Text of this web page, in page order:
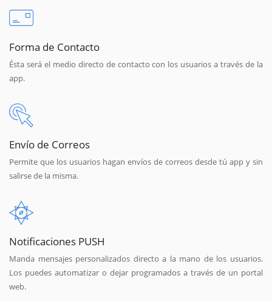
Forma de Contacto
Ésta será el medio directo de contacto con los usuarios a través de la
app.
Envío de Correos
Permite que los usuarios hagan envíos de correos desde tú app y sin
salirse de la misma.
Notificaciones PUSH
Manda mensajes personalizados directo a la mano de los usuarios.
Los puedes automatizar o dejar programados a través de un portal
web.